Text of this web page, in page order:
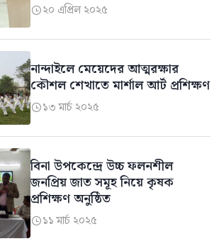
২০ এপ্রিল ২০২৫
নান্দাইলে মেয়েদের আত্মরক্ষার
কৌশল শেখাতে মার্শাল আর্ট প্রশিক্ষণ
১৩ মার্চ ২০২৫
বিনা উপকেন্দ্রে উচ্চ ফলনশীল
জনপ্রিয় জাত সমূহ নিয়ে কৃষক
প্রশিক্ষণ অনুষ্ঠিত
১১ মার্চ ২০২৫